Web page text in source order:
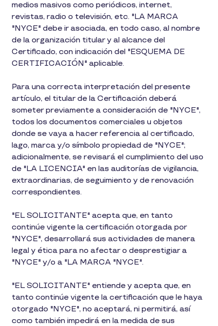
medios masivos como periódicos, internet,
revistas, radio o televisión, etc. "LA MARCA
"NYCE" debe ir asociada, en todo caso, al nombre
de la organización titular y al alcance del
Certificado, con indicación del "ESQUEMA DE
CERTIFICACIÓN" aplicable.
Para una correcta interpretación del presente
artículo, el titular de la Certificación deberá
someter previamente a consideración de "NYCE",
todos los documentos comerciales u objetos
donde se vaya a hacer referencia al certificado,
lago, marca y/o símbolo propiedad de "NYCE";
adicionalmente, se revisará el cumplimiento del uso
de "LA LICENCIA" en las auditorías de vigilancia,
extraordinarias, de seguimiento y de renovación
correspondientes.
"EL SOLICITANTE" acepta que, en tanto
continúe vigente la certificación otorgada por
"NYCE", desarrollará sus actividades de manera
legal y ética para no afectar o desprestigiar a
"NYCE" y/o a "LA MARCA "NYCE".
"EL SOLICITANTE" entiende y acepta que, en
tanto continúe vigente la certificación que le haya
otorgado "NYCE", no aceptará, ni permitirá, así
como también impedirá en la medida de sus